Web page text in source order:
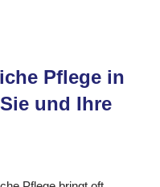
Pflege in
und Ihre